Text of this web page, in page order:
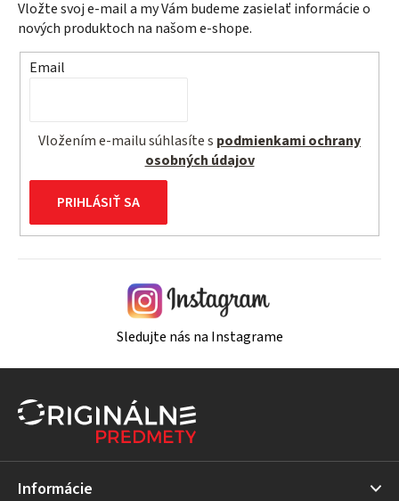
Vložte svoj e-mail a my Vám budeme zasielať informácie o
nových produktoch na našom e-shope.
Email
Vložením e-mailu súhlasíte s podmienkami ochrany
osobných údajov
PRIHLÁSIŤ SA
Sledujte nás na Instagrame
ä
Informácie